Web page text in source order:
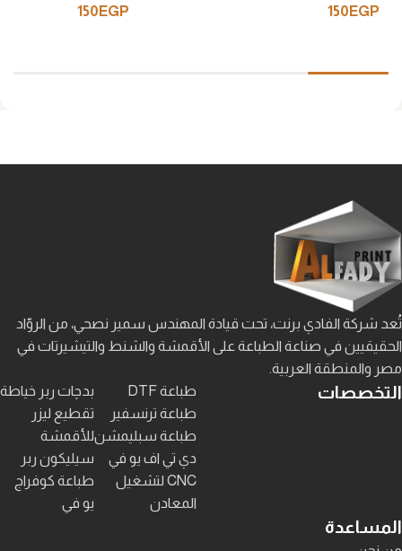
150 EGP
150 EGP
تُعد شركة الفادي برنت، تحت قيادة المهندس سمير نصحي، من الروّاد
الحقيقيين في صناعة الطباعة على الأقمشة والشنط والتيشيرتات في
مصر والمنطقة العربية.
التخصصات
طباعة DTF
طباعة ترنسفير
طباعة سبليمشن
دي تي اف يو في
CNC لتشغيل
المعادن
بدچات ربر خياطة
تقطيع ليزر
للأقمشة
سيليكون ربر
طباعة كوفراج
يو في
المساعدة